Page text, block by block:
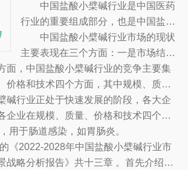
中国盐酸小檗碱行业是中国医药
行业的重要组成部分，也是中国盐酸
小檗碱行业市场现状及竞争格局的重
要关键。近年来，中国盐酸小檗碱行
业经历了快速的发展，其规模、质量
和技术水平也得到了显著提升。
中国盐酸小檗碱行业市场的现状
主要表现在三个方面：一是市场结构
上，大型企业占据着行业的主导地
位，小型企业在行业中的比例较小；
二是产品结构上，大部分企业仍偏向
临床应用的产品，研发新产品的投入
较少；三是价格上，控制价格水平的
能力存在较大差距。
，中国盐酸小檗碱行业的竞争主要集
价格和技术四个方面，其中规模、质量
是决定性的，而价格则是衡量企业竞争
。
行业正处于快速发展的阶段，各大企
企业在规模、质量、价格和技术四个方
。只有不断提升企业自身实力，才能在
实现企业的可持续发展。
于肠道感染，如胃肠炎。
《2022-2028年中国盐酸小檗碱行业市
战略分析报告》共十三章 。首先介绍了